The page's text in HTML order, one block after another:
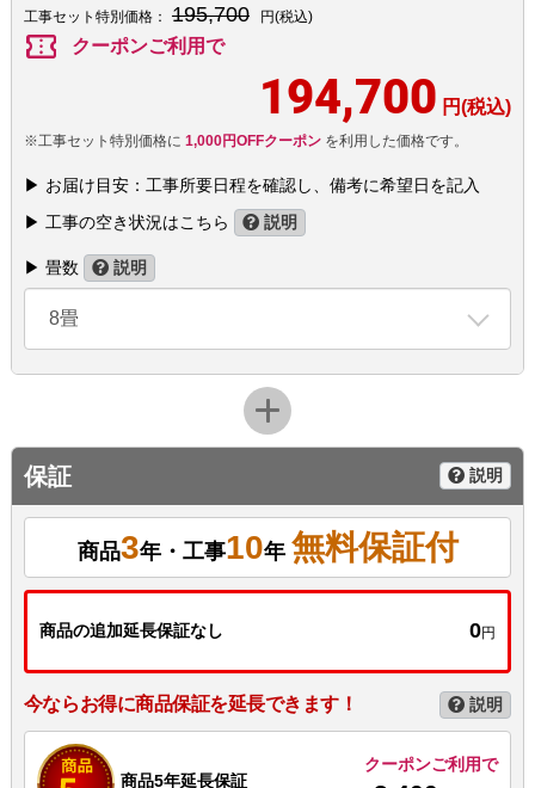
工事セット特別価格： 195,700 円(税込)
confirmation_number クーポンご利用で
194,700 円(税込)
※工事セット特別価格に 1,000円OFFクーポンを利用した価格です。
▶ お届け目安：工事所要日程を確認し、備考に希望日を記入
▶ 工事の空き状況はこちら
説明
▶ 畳数 説明
8畳
保証 説明
商品3年・工事10年 無料保証付
商品の追加延長保証なし 0円
今ならお得に商品保証を延長できます！ 説明
商品5年延長保証
クーポンご利用で